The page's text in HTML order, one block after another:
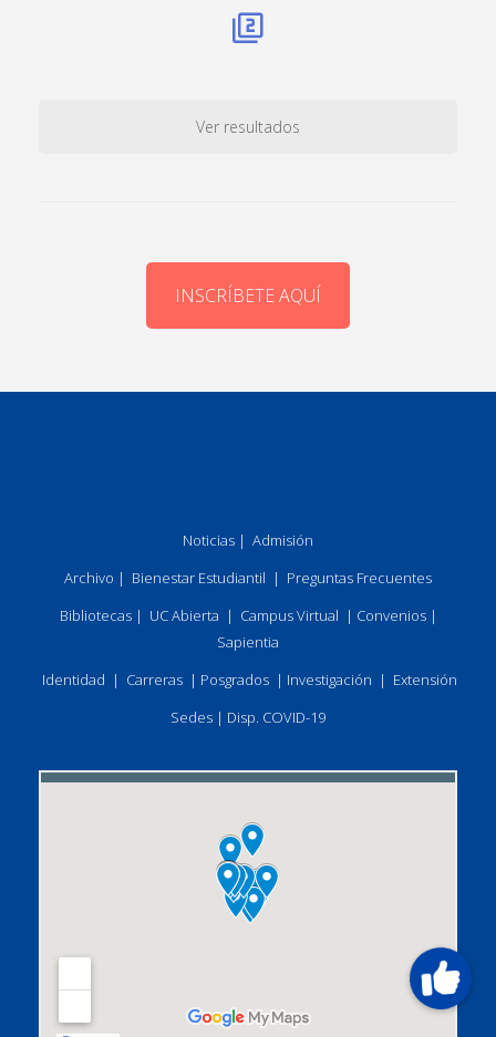
Ver resultados
INSCRÍBETE AQUÍ
Noticias | Admisión
Archivo | Bienestar Estudiantil | Preguntas Frecuentes
Bibliotecas| UC Abierta | Campus Virtual | Convenios|
Sapientia
Identidad | Carreras | Posgrados | Investigación | Extensión
Sedes | Disp. COVID-19